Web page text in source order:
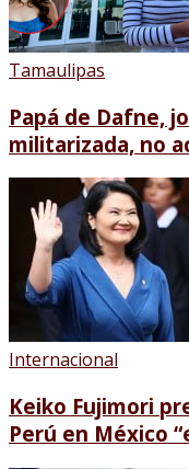
Tamaulipas
Papá de Dafne,
militarizada, no
Internacional
Keiko Fujimori
Perú en México